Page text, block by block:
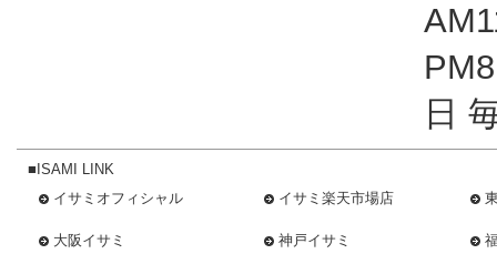
日
■ISAMI LINK
イサミオフィシャル
イサミ楽天市場店
大阪イサミ 神戸イサミ